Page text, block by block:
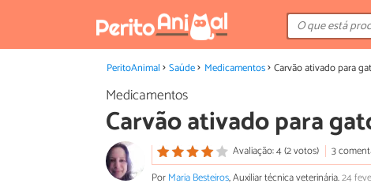
PeritoAnimal Saúde Medicamentos Carvão ativado para
Medicamentos
Carvão ativado para
Avaliação: 4 (2 votos)
3
PorMaria Besteiros, Auxiliar técnica veterinária.24